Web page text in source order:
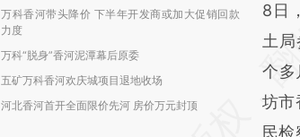
万科香河带头降价 下半年开发商或加大促销回款
力度
万科“脱身”香河泥潭幕后原委
五矿万科香河欢庆城项目退地收场
河北香河首开全面限价先河 房价万元封顶
而成
财
8日，
土
个多
坊市
民